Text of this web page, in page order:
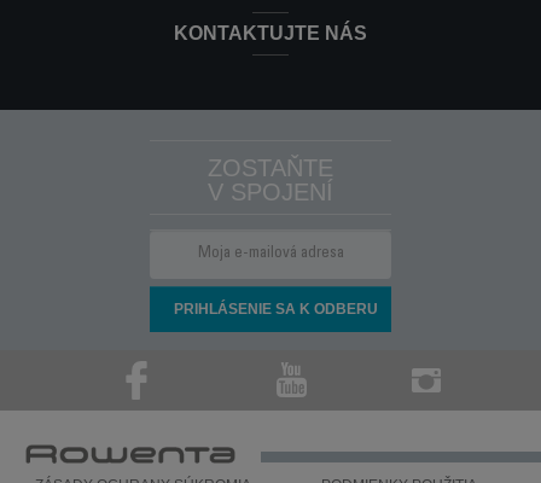
KONTAKTUJTE NÁS
ZOSTAŇTE
V SPOJENÍ